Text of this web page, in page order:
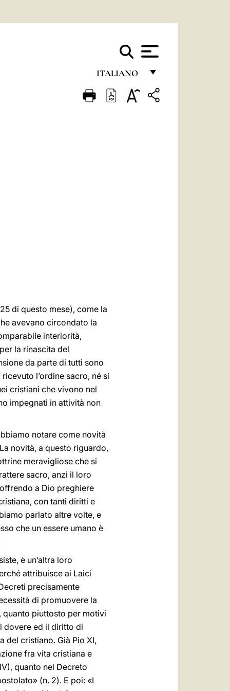
ITALIANO
FRANÇAIS
di questo mese), come la
avevano circondato la
interiorità,
la rinascita del
da parte di tutti sono
l’ordine sacro, né si
cristiani che vivono nel
impegnati in attività non
notare come novità
novità, a questo riguardo,
meravigliose che si
sacro, anzi il loro
a Dio preghiere
con tanti diritti e
parlato altre volte, e
che un essere umano è
è un’altra loro
attribuisce ai Laici
precisamente
di promuovere la
quanto piuttosto per motivi
dovere ed il diritto di
del cristiano. Già Pio XI,
fra vita cristiana e
quanto nel Decreto
(n. 2). E poi: «I